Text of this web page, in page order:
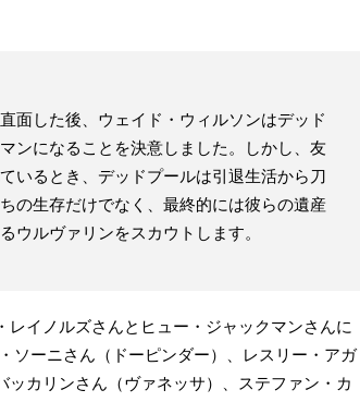
面した後、ウェイド・ウィルソンはデッド
ンになることを決意しました。しかし、友
いるとき、デッドプールは引退生活から刀
の生存だけでなく、最終的には彼らの遺産
ウルヴァリンをスカウトします。
レイノルズさんとヒュー・ジャックマンさんに
ソーニさん（ドーピンダー）、レスリー・アガ
カリンさん（ヴァネッサ）、ステファン・カ